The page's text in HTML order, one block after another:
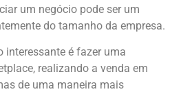
um negócio pode ser um
do tamanho da empresa.
interessante é fazer uma
realizando a venda em
de uma maneira mais